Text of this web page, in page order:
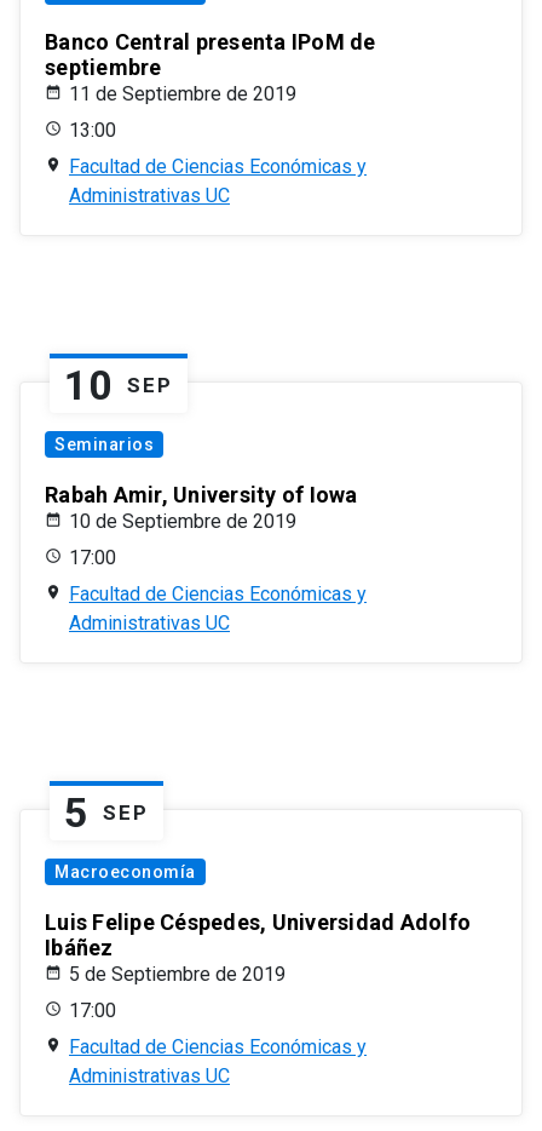
Banco Central presenta IPoM de
septiembre
11 de Septiembre de 2019
13:00
Facultad de Ciencias Económicas y
Administrativas UC
10 SEP
Seminarios
Rabah Amir, University of Iowa
10 de Septiembre de 2019
17:00
Facultad de Ciencias Económicas y
Administrativas UC
5 SEP
Macroeconomía
Luis Felipe Céspedes, Universidad Adolfo
Ibáñez
5 de Septiembre de 2019
17:00
Facultad de Ciencias Económicas y
Administrativas UC